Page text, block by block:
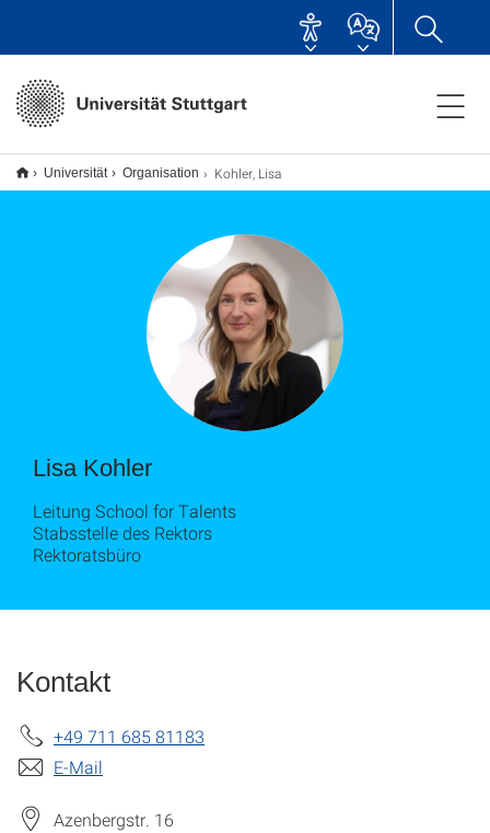
Universität Organisation Kohler, Lisa
Lisa Kohler
Leitung School for Talents
Stabsstelle des Rektors
Rektoratsbüro
Kontakt
+49 711 685 81183
E-Mail
Azenbergstr. 16